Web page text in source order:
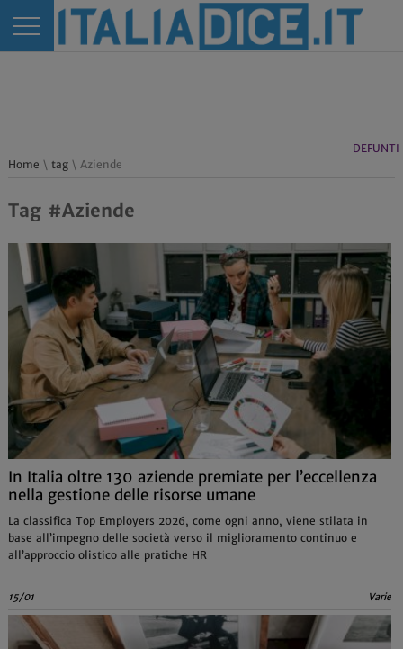
DEFUNTI
Home \ tag\ Aziende
Tag #Aziende
In Italia oltre 130 aziende premiate per l’eccellenza
nella gestione delle risorse umane
La classifica Top Employers 2026, come ogni anno, viene stilata in
base all’impegno delle società verso il miglioramento continuo e
all’approccio olistico alle pratiche HR
15/01 Varie